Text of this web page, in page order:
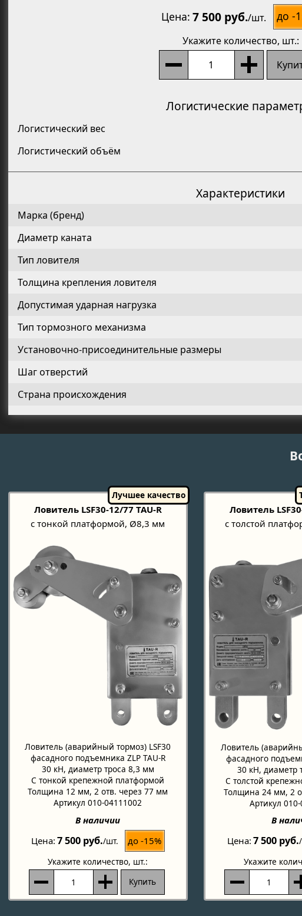
Цена 7 500 руб./шт. до -
Укажите количество, шт.:
Логистические
Логистический вес
Логистический объём
Характеристики
Марка (бренд)
Диаметр каната
Тип ловителя
Толщина крепления ловителя
Допустимая ударная нагрузка
Тип тормозного механизма
Установочно-присоединительные размеры
Шаг отверстий
Страна происхождения
Ловитель LSF30-12/77 TAU-R
с тонкой платформой, Ø8,3 мм
Ловитель (аварийный тормоз) LSF30
фасадного подъемника ZLP TAU-R
30 кН, диаметр троса 8,3 мм
С тонкой крепежной платформой
Толщина 12 мм, 2 отв. через 77 мм
Артикул 010-04111002
В наличии
Цена 7 500 руб./шт. до -15%
Укажите количество, шт.:
Купить
Ловитель
с толстой
Ловитель
фасадного
30 кН, диаметр
С толстой
Толщина 24 мм, 2
Артикул
В
Цена 7 500 руб.
Укажите